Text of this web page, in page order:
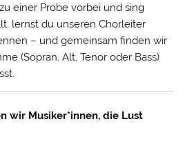
einer Probe vorbei und sing
lernst du unseren Chorleiter
– und gemeinsam finden wir
(Sopran, Alt, Tenor oder Bass)
wir Musiker*innen, die Lust